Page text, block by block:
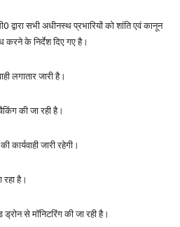
सभी अधीनस्थ प्रभारियों को शांति एवं कानून
करने के निर्देश दिए गए है।
लगातार जारी है।
की जा रही है।
कार्यवाही जारी रहेगी।
रहा है।
से मॉनिटरिंग की जा रही है।